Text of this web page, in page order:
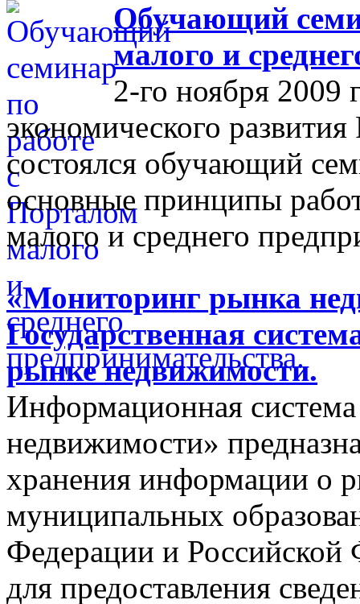
Обучающий
малого и
2-го ноября 2009
экономического
состоялся обучающий
основные принципы
малого и среднего
«Мониторинг рынка
Государственная
рынке недвижимости.
Информационная
недвижимости»
хранения информации о
муниципальных
Федерации и Российской
для предоставления